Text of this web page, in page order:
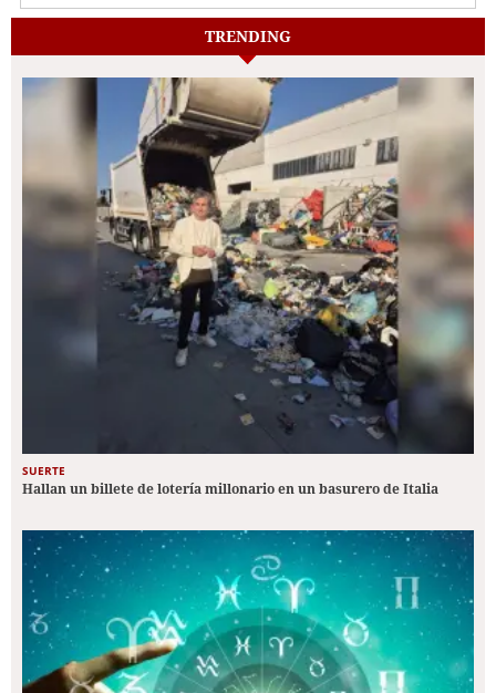
TRENDING
SUERTE
Hallan un billete de lotería millonario en un basurero de Italia